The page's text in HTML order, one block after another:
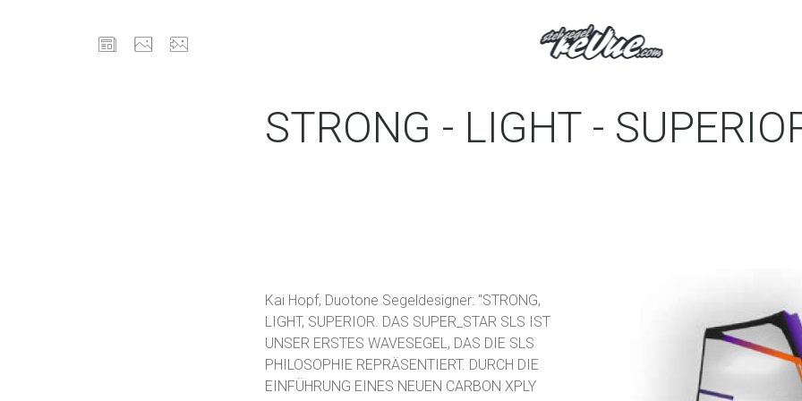
STRONG - LIGHT -
Kai Hopf, Duotone Segeldesigner: "STRONG,
LIGHT, SUPERIOR. DAS SUPER_STAR SLS IST
UNSER ERSTES WAVESEGEL, DAS DIE SLS
PHILOSOPHIE REPRÄSENTIERT. DURCH DIE
EINFÜHRUNG EINES NEUEN CARBON XPLY